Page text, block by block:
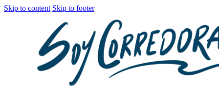
Skip to content Skip to footer